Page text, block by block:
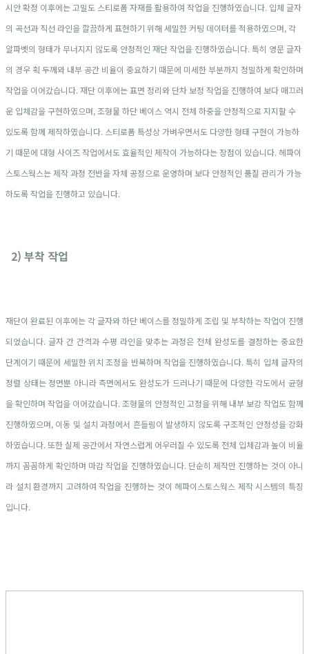
시안 확정 이후에는 고밀도 스티로폼 자재를 활용하여 작업을 진행하였습니다. 입체 글자
의 곡선과 직선 라인을 깔끔하게 표현하기 위해 세밀한 커팅 데이터를 적용하였으며, 각
알파벳의 형태가 무너지지 않도록 안정적인 재단 작업을 진행하였습니다. 특히 영문 글자
의 경우 획 두께와 내부 공간 비율이 중요하기 때문에 미세한 부분까지 정밀하게 확인하며
작업을 이어갔습니다. 재단 이후에는 표면 정리와 단차 보정 작업을 진행하여 보다 매끄러
운 입체감을 구현하였으며, 조형물 하단 베이스 역시 전체 하중을 안정적으로 지지할 수
있도록 함께 제작하였습니다. 스티로폼 특성상 가벼우면서도 다양한 형태 구현이 가능하
기 때문에 대형 사이즈 작업에서도 효율적인 제작이 가능하다는 장점이 있습니다. 헤파이
스토스웍스는 제작 과정 전반을 자체 공정으로 운영하며 보다 안정적인 품질 관리가 가능
하도록 작업을 진행하고 있습니다.
2) 부착 작업
재단이 완료된 이후에는 각 글자와 하단 베이스를 정밀하게 조립 및 부착하는 작업이 진행
되었습니다. 글자 간 간격과 수평 라인을 맞추는 과정은 전체 완성도를 결정하는 중요한
단계이기 때문에 세밀한 위치 조정을 반복하며 작업을 진행하였습니다. 특히 입체 글자의
정렬 상태는 정면뿐 아니라 측면에서도 완성도가 드러나기 때문에 다양한 각도에서 균형
을 확인하며 작업을 이어갔습니다. 조형물의 안정적인 고정을 위해 내부 보강 작업도 함께
진행하였으며, 이동 및 설치 과정에서 흔들림이 발생하지 않도록 구조적인 안정성을 강화
하였습니다. 또한 실제 공간에서 자연스럽게 어우러질 수 있도록 전체 입체감과 높이 비율
까지 꼼꼼하게 확인하며 마감 작업을 진행하였습니다. 단순히 제작만 진행하는 것이 아니
라 설치 환경까지 고려하여 작업을 진행하는 것이 헤파이스토스웍스 제작 시스템의 특징
입니다.